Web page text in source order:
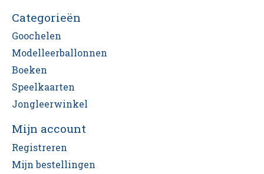
Categorieën
Goochelen
Modelleerballonnen
Boeken
Speelkaarten
Jongleerwinkel
Mijn account
Registreren
Mijn bestellingen